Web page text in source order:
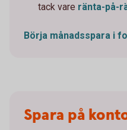
tack vare ränta-på-
Börja månadsspara i
Spara på